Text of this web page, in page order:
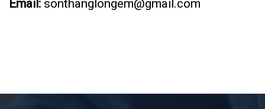
Email: sonthanglongem@gmail.com